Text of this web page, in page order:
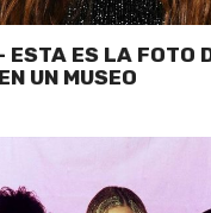
ESTA ES LA FOTO
UN MUSEO